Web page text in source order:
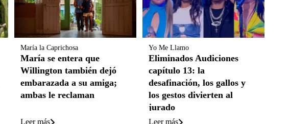
María la Caprichosa
María se entera que
Willington también dejó
embarazada a su amiga;
ambas le reclaman
Leer más
Yo Me Llamo
Eliminados Audiciones
capítulo 13: la
desafinación, los gallos y
los gestos divierten al
jurado
Leer más